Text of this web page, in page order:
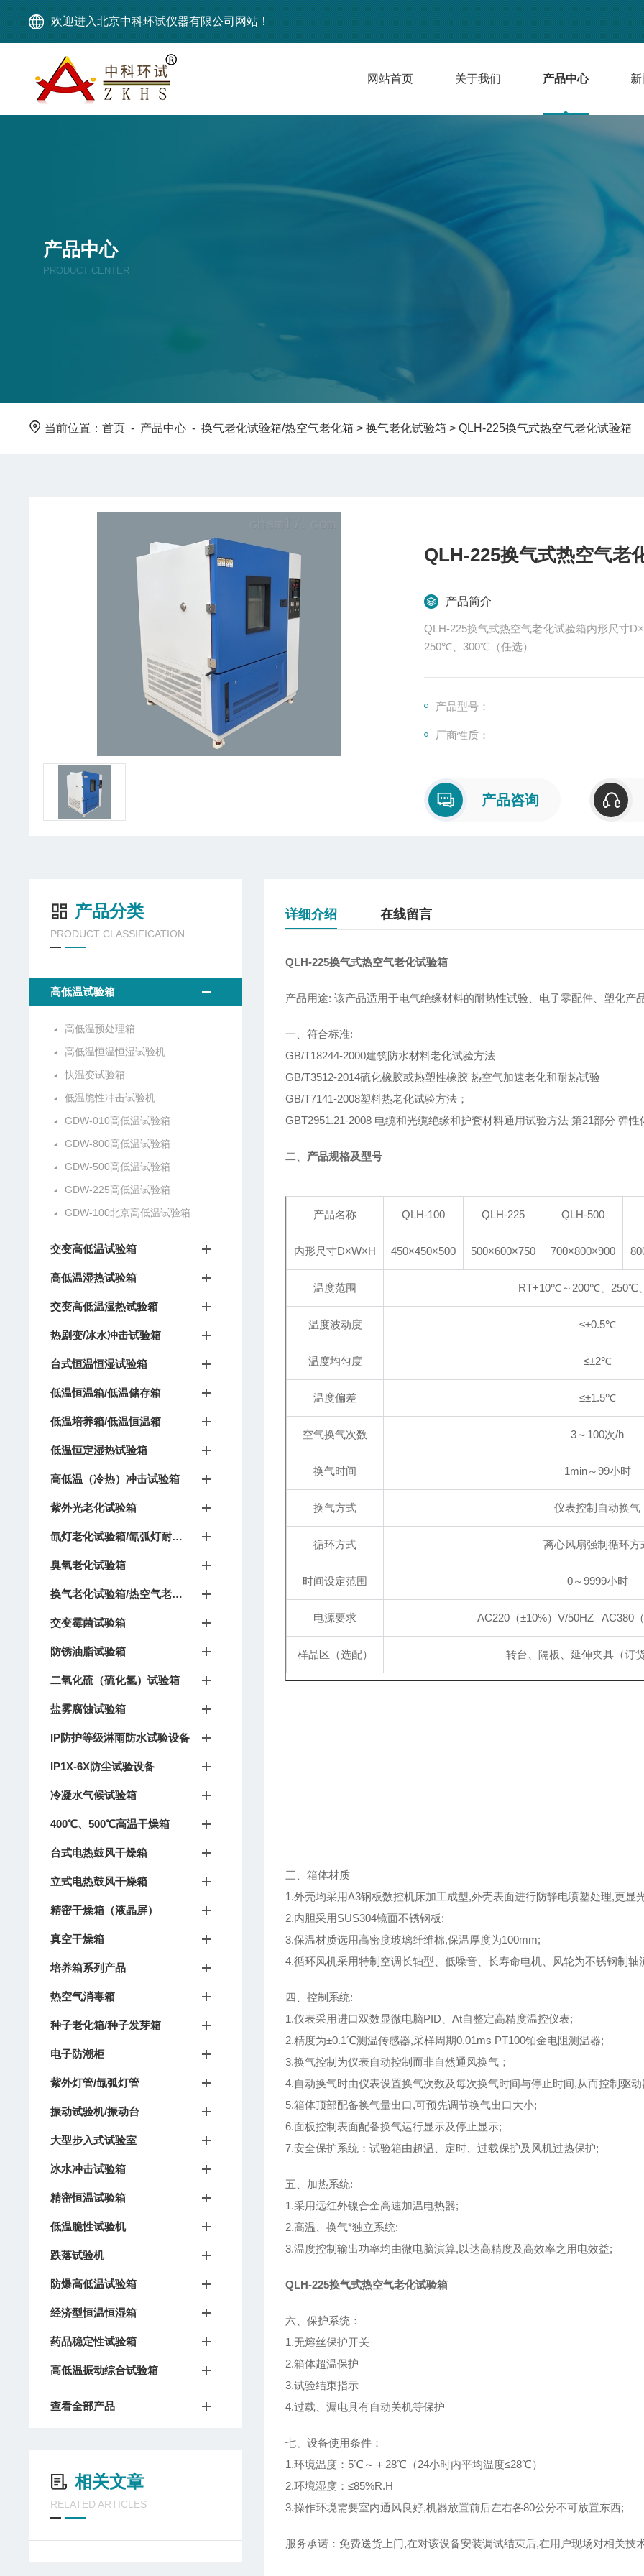
欢迎进入北京中科环试仪器有限公司网站！
网站首页 关于我们 产品中心
产品中心
PRODUCT CENTER
当前位置：首页 - 产品中心 -换气老化试验箱/热空气老化箱 >换气老化试验箱 > QLH-225换气式热空气老化试验箱
QLH-225换气式热空气老
产品简介
QLH-225换气式热空气老化试验箱内形尺寸
250℃、300℃（任选）
产品型号：
厂商性质：
产品咨询
产品分类
PRODUCT CLASSIFICATION
高低温试验箱
高低温预处理箱
高低温恒温恒湿试验机
快温变试验箱
低温脆性冲击试验机
GDW-010高低温试验箱
GDW-800高低温试验箱
GDW-500高低温试验箱
GDW-225高低温试验箱
GDW-100北京高低温试验箱
交变高低温试验箱
高低温湿热试验箱
交变高低温湿热试验箱
热剧变/冰水冲击试验箱
台式恒温恒湿试验箱
低温恒温箱/低温储存箱
低温培养箱/低温恒温箱
低温恒定湿热试验箱
高低温（冷热）冲击试验箱
紫外光老化试验箱
氙灯老化试验箱/氙弧灯耐候试验箱
臭氧老化试验箱
换气老化试验箱/热空气老化箱
交变霉菌试验箱
防锈油脂试验箱
二氧化硫（硫化氢）试验箱
盐雾腐蚀试验箱
IP防护等级淋雨防水试验设备
IP1X-6X防尘试验设备
冷凝水气候试验箱
400℃、500℃高温干燥箱
台式电热鼓风干燥箱
立式电热鼓风干燥箱
精密干燥箱（液晶屏）
真空干燥箱
培养箱系列产品
热空气消毒箱
种子老化箱/种子发芽箱
电子防潮柜
紫外灯管/氙弧灯管
振动试验机/振动台
大型步入式试验室
冰水冲击试验箱
精密恒温试验箱
低温脆性试验机
跌落试验机
防爆高低温试验箱
经济型恒温恒湿箱
药品稳定性试验箱
高低温振动综合试验箱
查看全部产品
相关文章
RELATED ARTICLES
详细介绍 在线留言
QLH-225换气式热空气老化试验箱
产品用途: 该产品适用于电气绝缘材料的耐热性试验、电子零配件、塑化产
一、符合标准:
GB/T18244-2000建筑防水材料老化试验方法
GB/T3512-2014硫化橡胶或热塑性橡胶 热空气加速老化和耐热试验
GB/T7141-2008塑料热老化试验方法；
GBT2951.21-2008 电缆和光缆绝缘和护套材料通用试验方法 第21部分 弹
二、 产品规格及型号
产品名称 QLH-100 QLH-225 QLH-500
内形尺寸D×W×H 450×450×500 500×600×750 700×800×900
温度范围 RT+10℃～200℃、250℃
温度波动度 ≤±0.5℃
温度均匀度 ≤±2℃
温度偏差 ≤±1.5℃
空气换气次数 3～100次/h
换气时间 1min～99小时
换气方式 仪表控制自动换气
循环方式 离心风扇强制循环方
时间设定范围 0～9999小时
电源要求 AC220（±10%）V/50HZ AC380
样品区（选配） 转台、隔板、延伸夹具（订
三、箱体材质
1.外壳均采用A3钢板数控机床加工成型,外壳表面进行防静电喷塑处理,更显
2.内胆采用SUS304镜面不锈钢板;
3.保温材质选用高密度玻璃纤维棉,保温厚度为100mm;
4.循环风机采用特制空调长轴型、低噪音、长寿命电机、风轮为不锈钢制轴
四、控制系统:
1.仪表采用进口双数显微电脑PID、At自整定高精度温控仪表;
2.精度为±0.1℃测温传感器,采样周期0.01ms PT100铂金电阻测温器;
3.换气控制为仪表自动控制而非自然通风换气；
4.自动换气时由仪表设置换气次数及每次换气时间与停止时间,从而控制驱
5.箱体顶部配备换气量出口,可预先调节换气出口大小;
6.面板控制表面配备换气运行显示及停止显示;
7.安全保护系统：试验箱由超温、定时、过载保护及风机过热保护;
五、加热系统:
1.采用远红外镍合金高速加温电热器;
2.高温、换气*独立系统;
3.温度控制输出功率均由微电脑演算,以达高精度及高效率之用电效益;
QLH-225换气式热空气老化试验箱
六、保护系统：
1.无熔丝保护开关
2.箱体超温保护
3.试验结束指示
4.过载、漏电具有自动关机等保护
七、设备使用条件：
1.环境温度：5℃～＋28℃（24小时内平均温度≤28℃）
2.环境湿度：≤85%R.H
3.操作环境需要室内通风良好,机器放置前后左右各80公分不可放置东西;
服务承诺：免费送货上门,在对该设备安装调试结束后,在用户现场对相关技